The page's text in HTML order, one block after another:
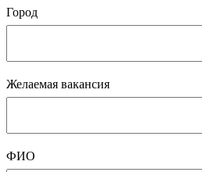
Город
Желаемая вакансия
ФИО